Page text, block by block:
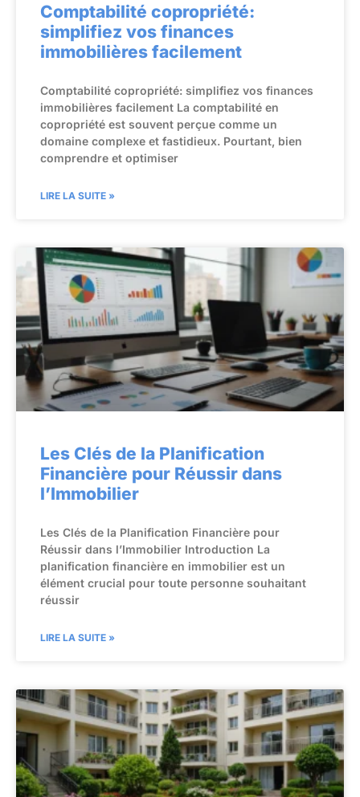
Comptabilité copropriété:
simplifiez vos finances
immobilières facilement
Comptabilité copropriété: simplifiez vos finances
immobilières facilement La comptabilité en
copropriété est souvent perçue comme un
domaine complexe et fastidieux. Pourtant, bien
comprendre et optimiser
LIRE LA SUITE »
Les Clés de la Planification
Financière pour Réussir dans
l’Immobilier
Les Clés de la Planification Financière pour
Réussir dans l’Immobilier Introduction La
planification financière en immobilier est un
élément crucial pour toute personne souhaitant
réussir
LIRE LA SUITE »